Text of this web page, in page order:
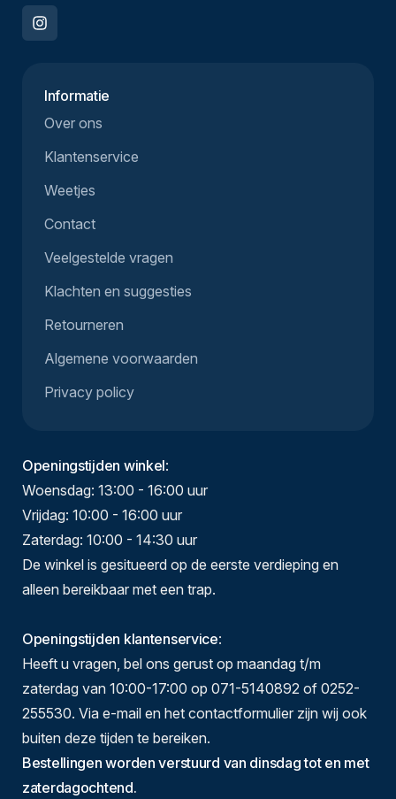
Informatie
Over ons
Klantenservice
Weetjes
Contact
Veelgestelde vragen
Klachten en suggesties
Retourneren
Algemene voorwaarden
Privacy policy
Openingstijden winkel:
Woensdag: 13:00 - 16:00 uur
Vrijdag: 10:00 - 16:00 uur
Zaterdag: 10:00 - 14:30 uur
De winkel is gesitueerd op de eerste verdieping en
alleen bereikbaar met een trap.
Openingstijden klantenservice:
Heeft u vragen, bel ons gerust op maandag t/m
zaterdag van 10:00-17:00 op 071-5140892 of 0252-
255530. Via e-mail en het contactformulier zijn wij ook
buiten deze tijden te bereiken.
Bestellingen worden verstuurd van dinsdag tot en met
zaterdagochtend.